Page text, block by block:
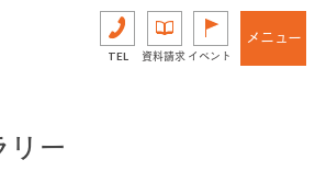
TEL 資料請求 イベント
メニュー
リー